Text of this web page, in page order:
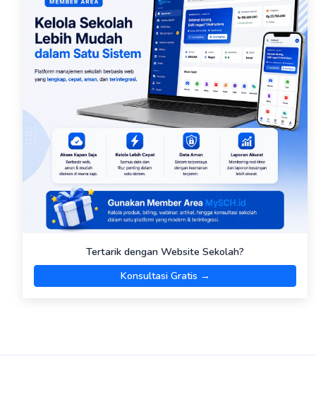
Tertarik dengan Website Sekolah?
Konsultasi Gratis →